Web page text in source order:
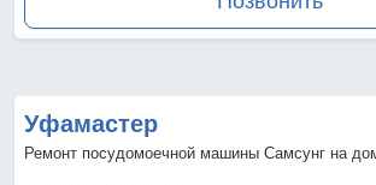
Уфамастер
Ремонт посудомоечной машины Самсунг на